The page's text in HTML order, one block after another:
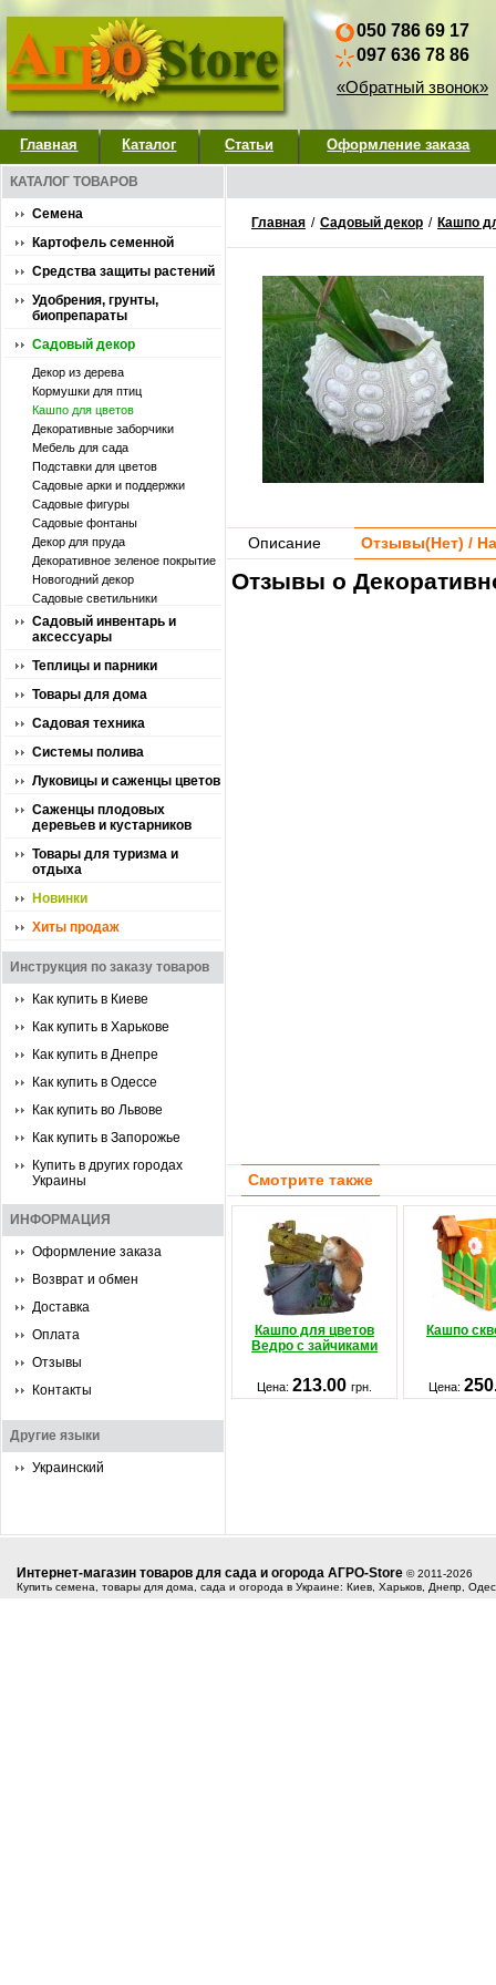
050 786 69 17
097 636 78 86
«Обратный звонок»
Главная Каталог Статьи Оформление заказа
КАТАЛОГ ТОВАРОВ
Семена
Картофель семенной
Средства защиты растений
Удобрения, грунты,
биопрепараты
Садовый декор
Декор из дерева
Кормушки для птиц
Кашпо для цветов
Декоративные заборчики
Мебель для сада
Подставки для цветов
Садовые арки и поддержки
Садовые фигуры
Садовые фонтаны
Декор для пруда
Декоративное зеленое покрытие
Новогодний декор
Садовые светильники
Садовый инвентарь и
аксессуары
Теплицы и парники
Товары для дома
Садовая техника
Системы полива
Луковицы и саженцы цветов
Саженцы плодовых
деревьев и кустарников
Товары для туризма и
отдыха
Новинки
Хиты продаж
Инструкция по заказу товаров
Как купить в Киеве
Как купить в Харькове
Как купить в Днепре
Как купить в Одессе
Как купить во Львове
Как купить в Запорожье
Купить в других городах
Украины
ИНФОРМАЦИЯ
Оформление заказа
Возврат и обмен
Доставка
Оплата
Отзывы
Контакты
Другие языки
Украинский
Главная / Садовый декор / Кашпо
Описание Отзывы(Нет) /
Отзывы о
Смотрите также
Кашпо для цветов
Ведро с зайчиками
Кашпо
Цена: 213.00 грн. Цена:
Интернет-магазин товаров для сада и огорода АГРО-Store © 2011-2026
Купить семена, товары для дома, сада и огорода в Украине: Киев, Харьков, Днепр,